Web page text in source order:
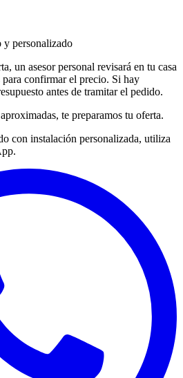
y personalizado
un asesor personal revisará en tu casa
confirmar el precio. Si hay
antes de tramitar el pedido.
te preparamos tu oferta.
con instalación personalizada, utiliza